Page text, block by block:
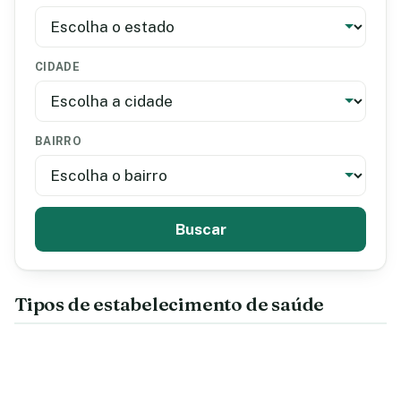
CIDADE
BAIRRO
Buscar
Tipos de estabelecimento de saúde